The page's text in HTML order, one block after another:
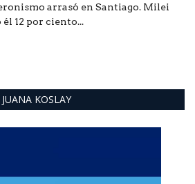
arrasó en Santiago. Milei
él 12 por ciento...
KOSLAY